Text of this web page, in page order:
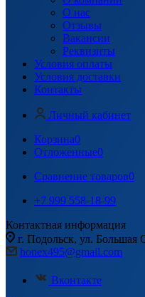
О нас
Отзывы
Вакансии
Реквизиты
Условия оплаты
Условия доставки
Контакты
Личный кабинет
Корзина0
Отложенные0
Сравнение товаров0
+7 999 558-18-99
Контактная информация
г. Подольск, ул. Большая
honex495@gmail.com
Вконтакте